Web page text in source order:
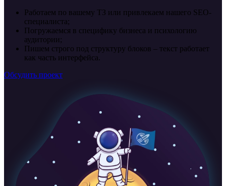
Работаем по вашему ТЗ или привлекаем нашего SEO-
специалиста;
Погружаемся в специфику бизнеса и психологию
аудитории;
Пишем строго под структуру блоков – текст работает
как часть интерфейса.
Обсудить проект